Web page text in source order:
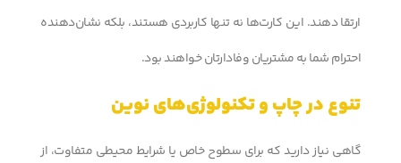
ارتقا دهند. این کارت‌ها نه تنها کاربردی هستند، بلکه نشان‌دهنده
احترام شما به مشتریان وفادارتان خواهند بود.
تنوع در چاپ و تکنولوژی‌های نوین
گاهی نیاز دارید که برای سطوح خاص یا شرایط محیطی متفاوت، از